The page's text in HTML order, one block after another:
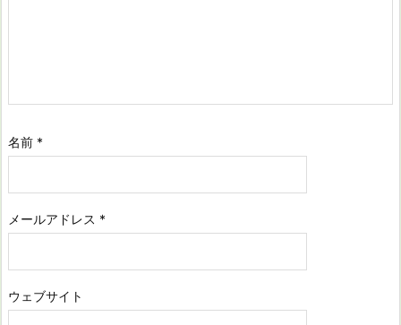
名前 *
メールアドレス *
ウェブサイト